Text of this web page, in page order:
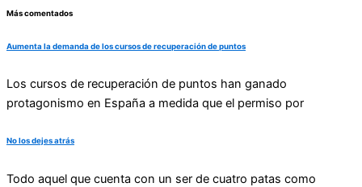
Más comentados
Aumenta la demanda de los cursos de recuperación de puntos
Los cursos de recuperación de puntos han ganado
protagonismo en España a medida que el permiso por
No los dejes atrás
Todo aquel que cuenta con un ser de cuatro patas como